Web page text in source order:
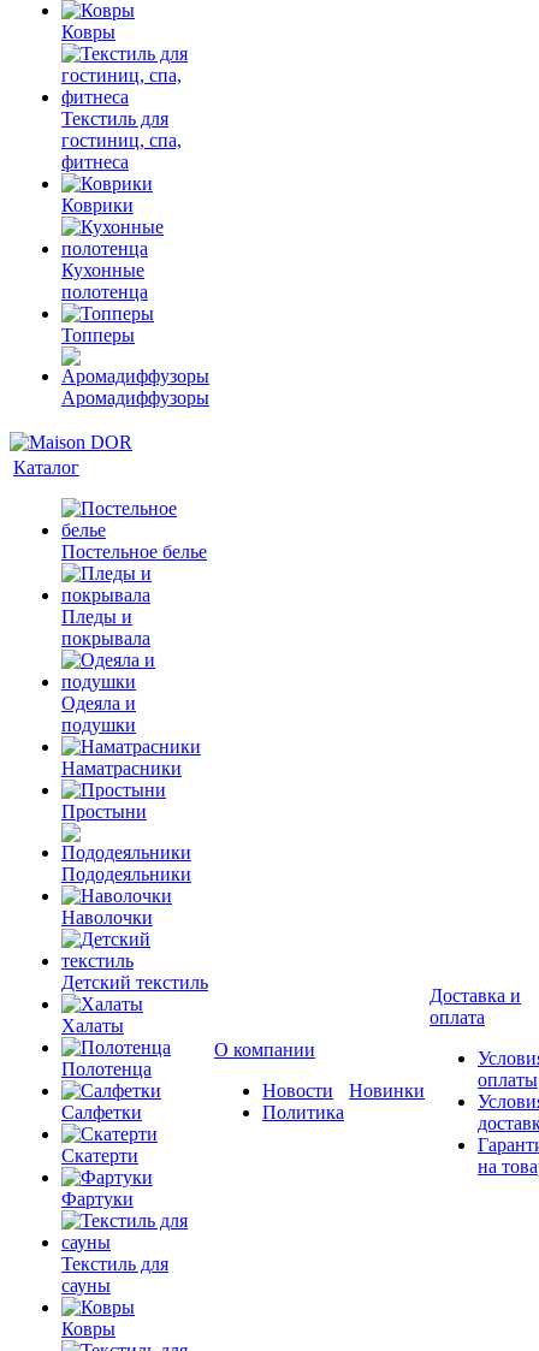
Ковры
Текстиль для
гостиниц, спа,
фитнеса
Коврики
Кухонные
полотенца
Топперы
Аромадиффузоры
Каталог
Постельное белье
Пледы и
покрывала
Одеяла и
подушки
Наматрасники
Простыни
Пододеяльники
Наволочки
Детский текстиль
Халаты
Полотенца
Салфетки
Скатерти
Фартуки
Текстиль для
сауны
Ковры
О компании
Новости
Политика
Новинки
Доставка и
оплата
оплаты
на